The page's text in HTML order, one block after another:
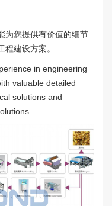
为您提供有价值的细节
建设方案。
in engineering
valuable detailed
solutions and